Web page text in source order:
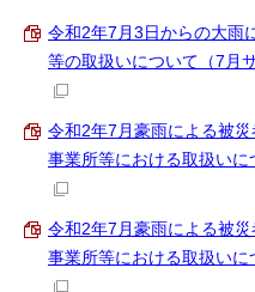
令和2年7月3日からの大雨
等の取扱いについて（7月
令和2年7月豪雨による被
事業所等における取扱いに
令和2年7月豪雨による被
事業所等における取扱いに